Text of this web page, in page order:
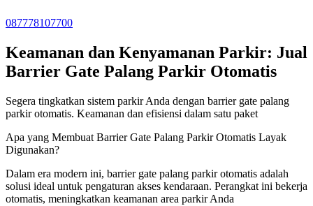
087778107700
Keamanan dan Kenyamanan Parkir: Jual
Barrier Gate Palang Parkir Otomatis
Segera tingkatkan sistem parkir Anda dengan barrier gate palang
parkir otomatis. Keamanan dan efisiensi dalam satu paket
Apa yang Membuat Barrier Gate Palang Parkir Otomatis Layak
Digunakan?
Dalam era modern ini, barrier gate palang parkir otomatis adalah
solusi ideal untuk pengaturan akses kendaraan. Perangkat ini bekerja
otomatis, meningkatkan keamanan area parkir Anda